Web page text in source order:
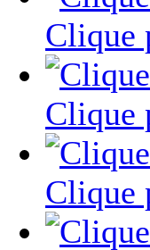
Clique
Clique
Clique